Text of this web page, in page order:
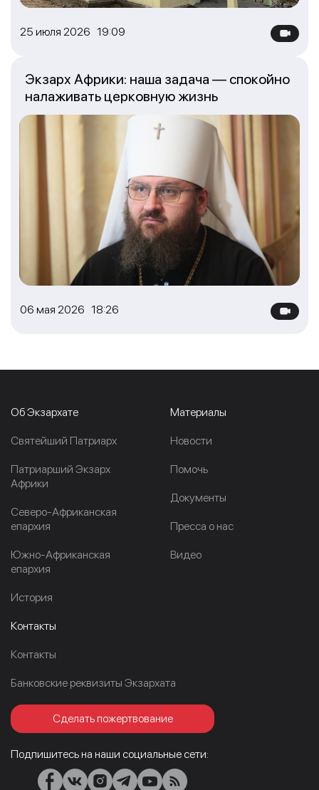
25 июля 2026 19:09
06 мая 2026 18:26
Экзарх Африки: наша задача — спокойно
налаживать церковную жизнь
Об Экзархате
Cвятейший Патриарх
Патриарший Экзарх
Африки
Северо-Африканская
епархия
Южно-Африканская
епархия
История
Материалы
Новости
Помочь
Документы
Пресса о нас
Видео
Контакты
Контакты
Банковские реквизиты Экзархата
Сделать пожертвование
Подпишитесь на наши социальные сети: